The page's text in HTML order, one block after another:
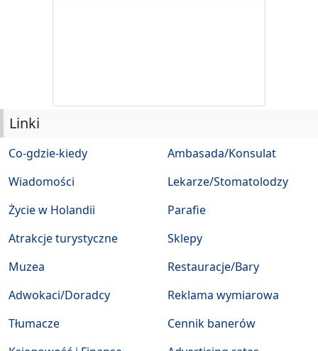
Linki
Co-gdzie-kiedy
Wiadomości
Życie w Holandii
Atrakcje turystyczne
Muzea
Ambasada/Konsulat
Lekarze/Stomatolodzy
Parafie
Sklepy
Restauracje/Bary
Adwokaci/Doradcy
Tłumacze
Reklama wymiarowa
Cennik banerów